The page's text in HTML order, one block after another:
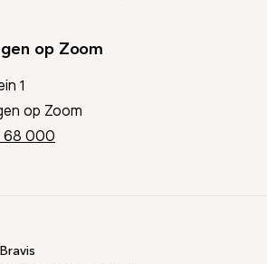
op Zoom
1
op Zoom
68 000